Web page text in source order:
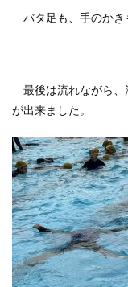
バタ足も、手のかき
最後は流れながら、
が出来ました。